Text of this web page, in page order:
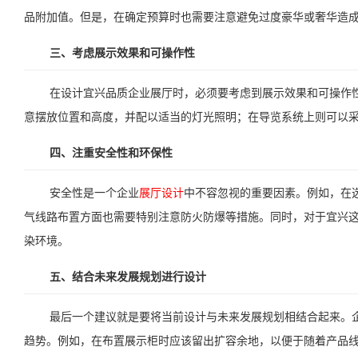
品附加值。但是，在确定预算时也需要注意避免过度豪华或奢华
三、考虑展示效果和可操作性
在设计宜兴品质企业展厅时，必须要考虑到展示效果和可操
意摆放位置和高度，并配以适当的灯光照明；在导览系统上则可以
四、注重安全性和环保性
安全性是一个企业展厅设计中不容忽视的重要因素。例如，在
气线路布置方面也需要特别注意防火防爆等措施。同时，对于宜
染环境。
五、结合未来发展规划进行设计
最后一个建议就是要将当前设计与未来发展规划相结合起来
趋势。例如，在布置展示柜时应该留出扩容余地，以便于随着产品